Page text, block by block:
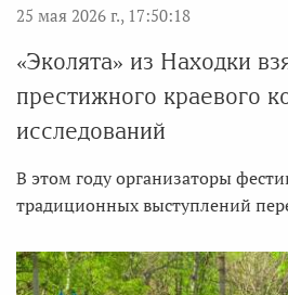
25 мая 2026 г., 17:50:18
«Эколята» из Находки
престижного краевого
исследований
В этом году организаторы
традиционных выступлений